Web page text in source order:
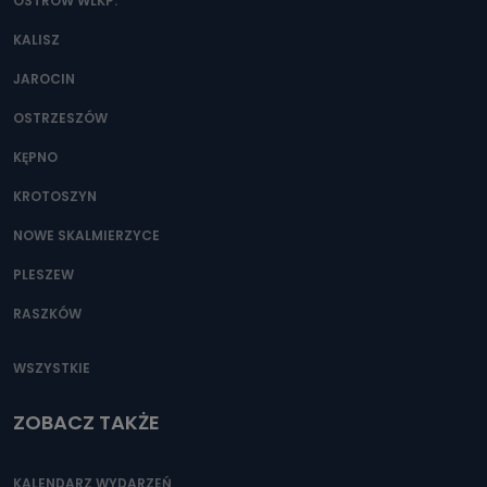
Można to zrobić pod numerem telefonu 62 735-51-05 lub
e-mailowo pod adresem: poczta@tvproart.pl
KALISZ
JAROCIN
OSTRZESZÓW
KĘPNO
KROTOSZYN
NOWE SKALMIERZYCE
PLESZEW
RASZKÓW
WSZYSTKIE
ZOBACZ TAKŻE
KALENDARZ WYDARZEŃ